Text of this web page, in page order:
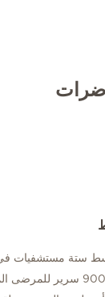
ستة مستشفيات في
العربية المتحدة مع أكثر من